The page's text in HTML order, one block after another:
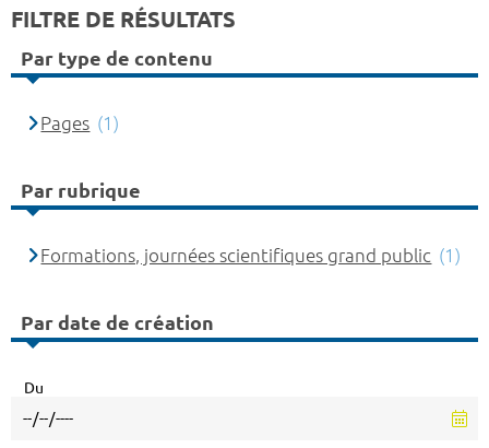
FILTRE DE RÉSULTATS
Par type de contenu
Pages (1)
Par rubrique
Formations, journées scientifiques grand public (1)
Par date de création
Du